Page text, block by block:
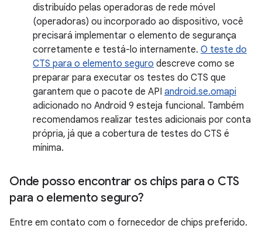
distribuído pelas operadoras de rede móvel
(operadoras) ou incorporado ao dispositivo, você
precisará implementar o elemento de segurança
corretamente e testá-lo internamente. O teste do
CTS para o elemento seguro descreve como se
preparar para executar os testes do CTS que
garantem que o pacote de API android.se.omapi
adicionado no Android 9 esteja funcional. Também
recomendamos realizar testes adicionais por conta
própria, já que a cobertura de testes do CTS é
mínima.
Onde posso encontrar os chips para o CTS
para o elemento seguro?
Entre em contato com o fornecedor de chips preferido.